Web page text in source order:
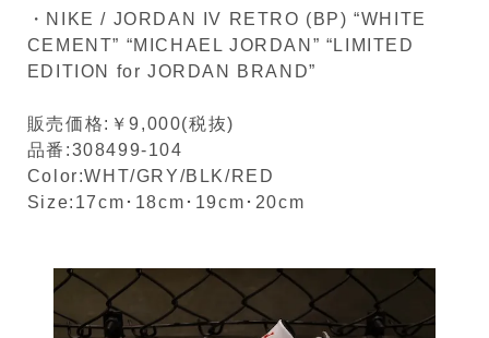
・NIKE / JORDAN IV RETRO (BP) “WHITE
CEMENT” “MICHAEL JORDAN” “LIMITED
EDITION for JORDAN BRAND”
販売価格:￥9,000(税抜)
品番:308499-104
Color:WHT/GRY/BLK/RED
Size:17cm･18cm･19cm･20cm